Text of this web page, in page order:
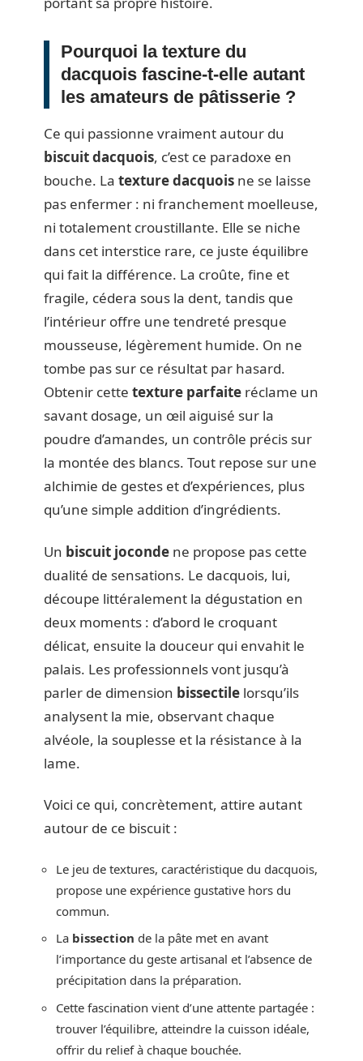
Pourquoi la texture du
dacquois fascine-t-elle autant
les amateurs de pâtisserie ?
Ce qui passionne vraiment autour du
biscuit dacquois, c’est ce paradoxe en
bouche. La texture dacquois ne se laisse
pas enfermer : ni franchement moelleuse,
ni totalement croustillante. Elle se niche
dans cet interstice rare, ce juste équilibre
qui fait la différence. La croûte, fine et
fragile, cédera sous la dent, tandis que
l’intérieur offre une tendreté presque
mousseuse, légèrement humide. On ne
tombe pas sur ce résultat par hasard.
Obtenir cette texture parfaite réclame un
savant dosage, un œil aiguisé sur la
poudre d’amandes, un contrôle précis sur
la montée des blancs. Tout repose sur une
alchimie de gestes et d’expériences, plus
qu’une simple addition d’ingrédients.
Un biscuit joconde ne propose pas cette
dualité de sensations. Le dacquois, lui,
découpe littéralement la dégustation en
deux moments : d’abord le croquant
délicat, ensuite la douceur qui envahit le
palais. Les professionnels vont jusqu’à
parler de dimension bissectile lorsqu’ils
analysent la mie, observant chaque
alvéole, la souplesse et la résistance à la
lame.
Voici ce qui, concrètement, attire autant
autour de ce biscuit :
Le jeu de textures, caractéristique du dacquois,
propose une expérience gustative hors du
commun.
La bissection de la pâte met en avant
l’importance du geste artisanal et l’absence de
précipitation dans la préparation.
Cette fascination vient d’une attente partagée :
trouver l’équilibre, atteindre la cuisson idéale,
offrir du relief à chaque bouchée.